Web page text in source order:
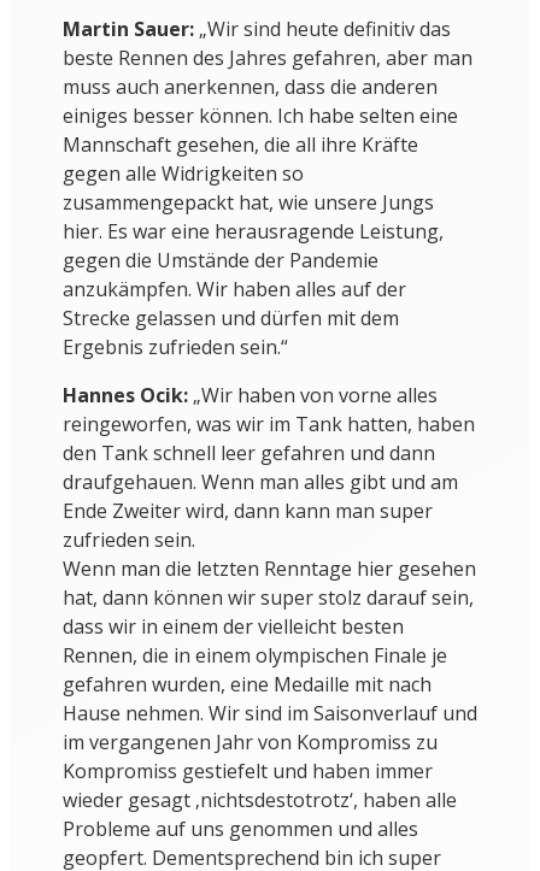
Martin Sauer:„Wir sind heute definitiv das
beste Rennen des Jahres gefahren, aber man
muss auch anerkennen, dass die anderen
einiges besser können. Ich habe selten eine
Mannschaft gesehen, die all ihre Kräfte
gegen alle Widrigkeiten so
zusammengepackt hat, wie unsere Jungs
hier. Es war eine herausragende Leistung,
gegen die Umstände der Pandemie
anzukämpfen. Wir haben alles auf der
Strecke gelassen und dürfen mit dem
Ergebnis zufrieden sein.“
Hannes Ocik:„Wir haben von vorne alles
reingeworfen, was wir im Tank hatten, haben
den Tank schnell leer gefahren und dann
draufgehauen. Wenn man alles gibt und am
Ende Zweiter wird, dann kann man super
zufrieden sein.
Wenn man die letzten Renntage hier gesehen
hat, dann können wir super stolz darauf sein,
dass wir in einem der vielleicht besten
Rennen, die in einem olympischen Finale je
gefahren wurden, eine Medaille mit nach
Hause nehmen. Wir sind im Saisonverlauf und
im vergangenen Jahr von Kompromiss zu
Kompromiss gestiefelt und haben immer
wieder gesagt ‚nichtsdestotrotz‘, haben alle
Probleme auf uns genommen und alles
geopfert. Dementsprechend bin ich super